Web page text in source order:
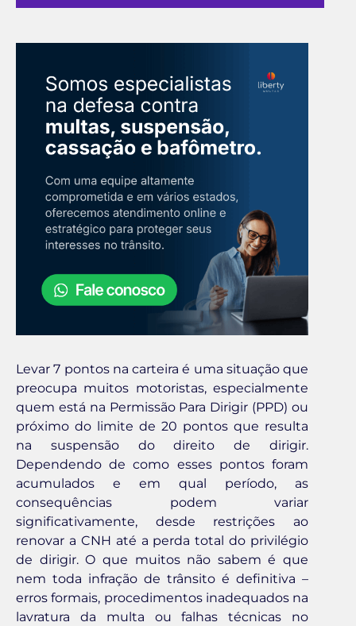
Levar 7 pontos na carteira é uma situação que
preocupa muitos motoristas, especialmente
quem está na Permissão Para Dirigir (PPD) ou
próximo do limite de 20 pontos que resulta
na suspensão do direito de dirigir.
Dependendo de como esses pontos foram
acumulados e em qual período, as
consequências podem variar
significativamente, desde restrições ao
renovar a CNH até a perda total do privilégio
de dirigir. O que muitos não sabem é que
nem toda infração de trânsito é definitiva –
erros formais, procedimentos inadequados na
lavratura da multa ou falhas técnicas no